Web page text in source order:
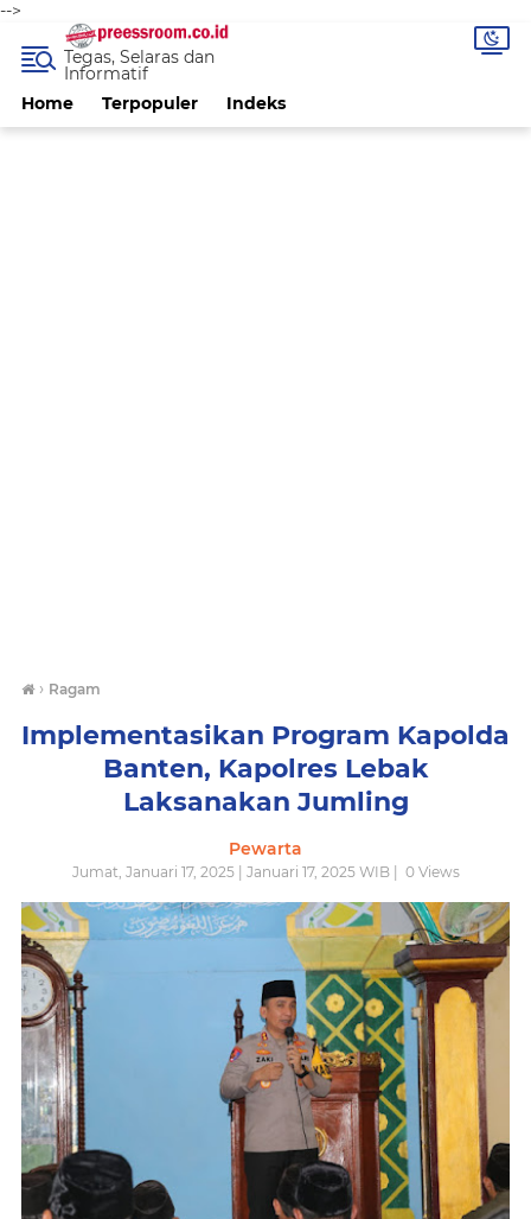
-->
Home Terpopuler Indeks
Tegas, Selaras dan
Informatif
› Ragam
Implementasikan Program Kapolda
Banten, Kapolres Lebak
Laksanakan Jumling
Pewarta
Jumat, Januari 17, 2025 | Januari 17, 2025 WIB | 0Views